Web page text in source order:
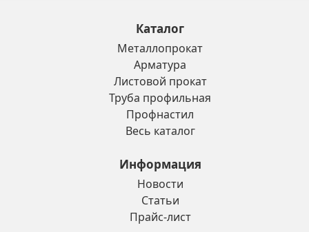
Каталог
Металлопрокат
Арматура
Листовой прокат
Труба профильная
Профнастил
Весь каталог
Информация
Новости
Статьи
Прайс-лист